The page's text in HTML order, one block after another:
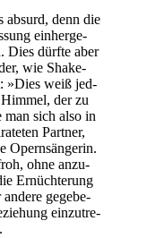
absurd, denn die
ein­her­ge­
Dies dürf­te aber
wie Shake­
»Dies weiß jed­
der zu
sich also in
Part­ner,
Opern­sän­ge­rin.
ohne anzu­
Ernüch­te­rung
ande­re gege­be­
ein­zu­tre­